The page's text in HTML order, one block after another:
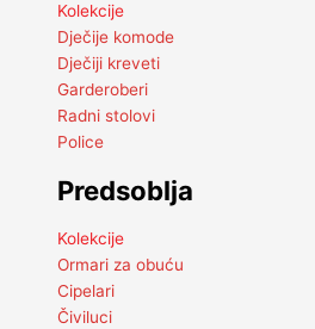
Kolekcije
Dječije komode
Dječiji kreveti
Garderoberi
Radni stolovi
Police
Predsoblja
Kolekcije
Ormari za obuću
Cipelari
Čiviluci